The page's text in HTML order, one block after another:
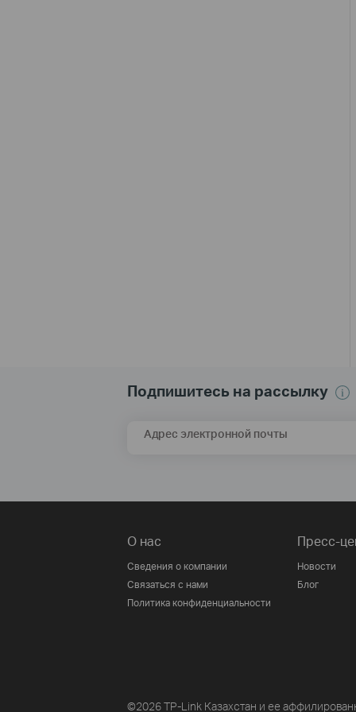
Подпишитесь на рассылку
Адрес электронной почты
О нас
Сведения о компании
Связаться с нами
Политика конфиденциальности
Пресс-
Новости
Блог
©2026 TP-Link Казахстан и ее